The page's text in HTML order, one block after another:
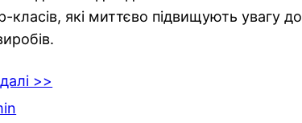
класів, які миттєво підвищують увагу до
>>